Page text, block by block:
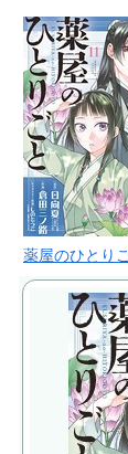
薬屋のひとり